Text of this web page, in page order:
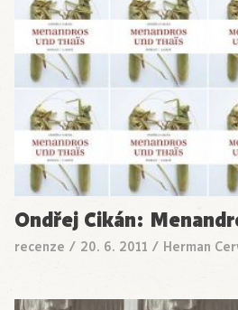
Ondřej Cikán:
recenze / 20. 6. 2011 / Herman